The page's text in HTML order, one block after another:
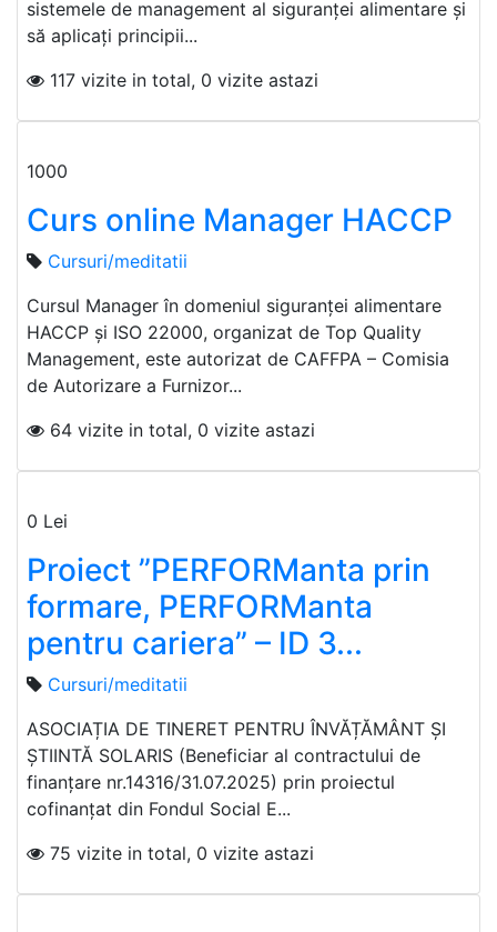
sistemele de management al siguranței alimentare și
să aplicați principii...
117 vizite in total, 0 vizite astazi
1000
Curs online Manager HACCP
Cursuri/meditatii
Cursul Manager în domeniul siguranţei alimentare
HACCP şi ISO 22000, organizat de Top Quality
Management, este autorizat de CAFFPA – Comisia
de Autorizare a Furnizor...
64 vizite in total, 0 vizite astazi
0 Lei
Proiect ”PERFORManta prin
formare, PERFORManta
pentru cariera” – ID 3...
Cursuri/meditatii
ASOCIAȚIA DE TINERET PENTRU ÎNVĂȚĂMÂNT ȘI
ȘTIINTĂ SOLARIS (Beneficiar al contractului de
finanțare nr.14316/31.07.2025) prin proiectul
cofinanţat din Fondul Social E...
75 vizite in total, 0 vizite astazi